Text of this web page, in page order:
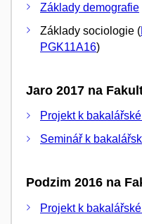
Základy demografie
Základy sociologie (
PGK11A16)
Jaro 2017 na
Projekt k
Seminář k
Podzim 2016 na
Projekt k